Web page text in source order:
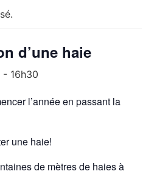
d’une haie
- 16h30
l’année en passant la
une haie!
de mètres de haies à